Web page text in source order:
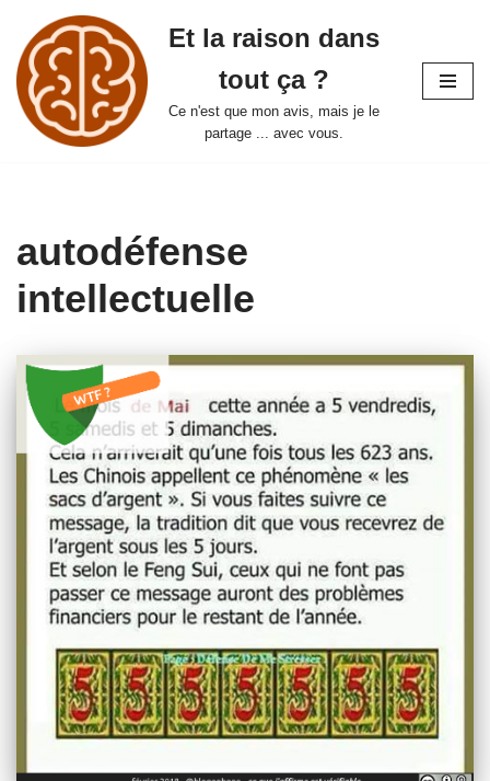
Aller
au
contenu
Et la raison dans
tout ça ?
Ce n'est que mon avis, mais je le
partage ... avec vous.
autodéfense
intellectuelle